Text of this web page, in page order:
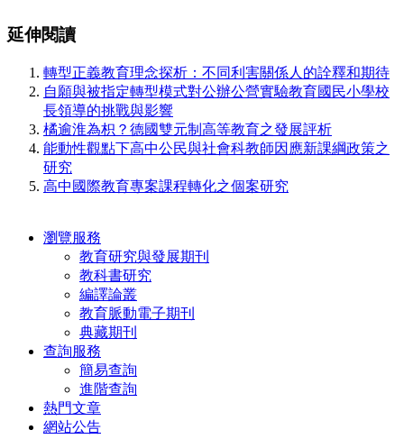
延伸閱讀
轉型正義教育理念探析：不同利害關係人的詮釋和期待
自願與被指定轉型模式對公辦公營實驗教育國民小學校
長領導的挑戰與影響
橘逾淮為枳？德國雙元制高等教育之發展評析
能動性觀點下高中公民與社會科教師因應新課綱政策之
研究
高中國際教育專案課程轉化之個案研究
瀏覽服務
教育研究與發展期刊
教科書研究
編譯論叢
教育脈動電子期刊
典藏期刊
查詢服務
簡易查詢
進階查詢
熱門文章
網站公告